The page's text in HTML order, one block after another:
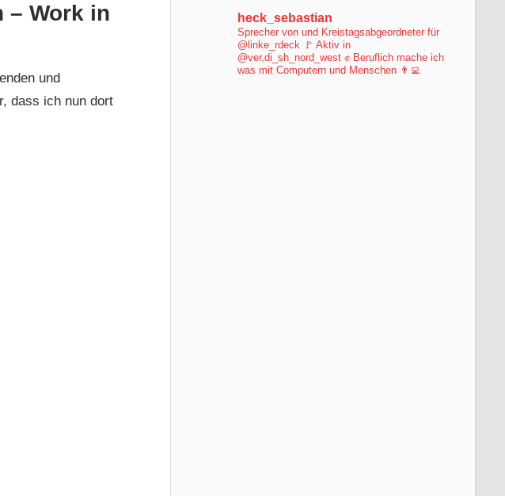
– Work in
und
dass ich nun dort
heck_sebastian
Sprecher von und Kreistagsabgeordneter für
@linke_rdeck 🚩 Aktiv in
@ver.di_sh_nord_west ✊Beruflich mache ich
was mit Computern und Menschen 👨‍💻